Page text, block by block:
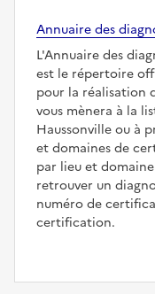
Annuaire des
L'Annuaire des
est le répertoire
pour la réalisation
vous mènera à la
Haussonville ou à
et domaines de
par lieu et
retrouver un
numéro de
certification.